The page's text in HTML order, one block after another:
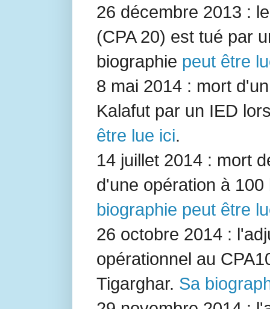
26 décembre 2013 :
(CPA 20) est tué par
biographie peut être
8 mai 2014 : mort
Kalafut par un IED
être lue ici.
14 juillet 2014 : mort
d'une opération à
biographie peut être
26 octobre 2014 :
opérationnel au
Tigarghar. Sa